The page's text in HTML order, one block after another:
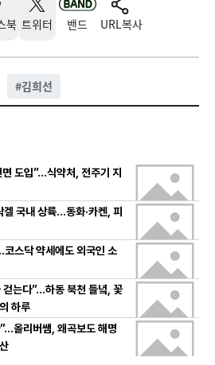
북 트위터 밴드 URL복사
#김희선
도입”…식약처, 전주기 지
겔 국내 상륙…동화·카켄, 피
스닥 약세에도 외국인 소
걷는다”…하동 북천 들녘, 꽃
하루
올리버쌤, 왜곡보도 해명